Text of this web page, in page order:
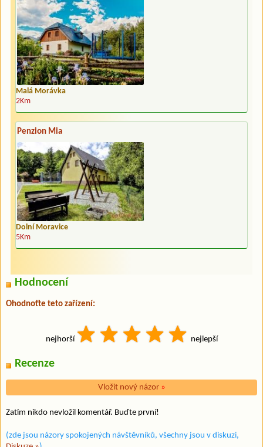
Malá Morávka
2Km
Penzion Mia
Dolní Moravice
5Km
Hodnocení
Ohodnoťte teto zařízení:
nejhorší nejlepší
Recenze
Vložit nový názor »
Zatím nikdo nevložil komentář. Buďte první!
(zde jsou názory spokojených návštěvníků, všechny jsou v diskuzi,